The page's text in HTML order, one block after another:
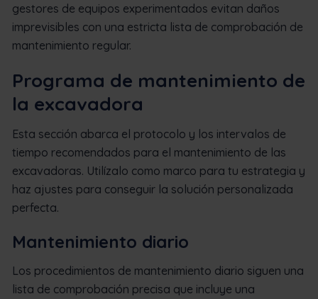
gestores de equipos experimentados evitan daños
imprevisibles con una estricta lista de comprobación de
mantenimiento regular.
Programa de mantenimiento de
la excavadora
Esta sección abarca el protocolo y los intervalos de
tiempo recomendados para el mantenimiento de las
excavadoras. Utilízalo como marco para tu estrategia y
haz ajustes para conseguir la solución personalizada
perfecta.
Mantenimiento diario
Los procedimientos de mantenimiento diario siguen una
lista de comprobación precisa que incluye una